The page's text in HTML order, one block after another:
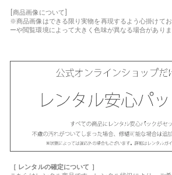
[商品画像について]
※商品画像はできる限り実物を再現するよう心掛けて
ーや閲覧環境によって大きく色味が異なる場合がありま
［ レンタルの確定について ］